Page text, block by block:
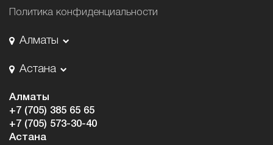
Политика конфиденциальности
Алматы
Астана
Алматы
+7 (705) 385 65 65
+7 (705) 573-30-40
Астана